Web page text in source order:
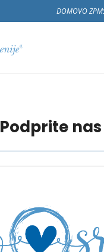
DOMOVO
Podprite nas